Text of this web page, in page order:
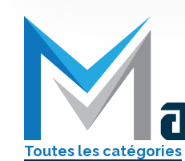
Toutes les catégories